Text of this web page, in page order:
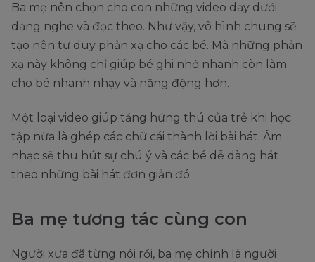
Ba mẹ nên chọn cho con những video dạy dưới
dạng nghe và đọc theo. Như vậy, vô hình chung sẽ
tạo nên tư duy phản xạ cho các bé. Mà những phản
xạ này không chỉ giúp bé ghi nhớ nhanh còn làm
cho bé nhanh nhạy và năng động hơn.
Một loại video giúp tăng hứng thú của trẻ khi học
tập nữa là ghép các chữ cái thành lời bài hát. Âm
nhạc sẽ thu hút sự chú ý và các bé dễ dàng hát
theo những bài hát đơn giản đó.
Ba mẹ tương tác cùng con
Người xưa đã từng nói rồi, ba mẹ chính là người